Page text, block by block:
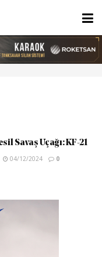
Savaş Uçağı: KF-21
04/12/2024 0